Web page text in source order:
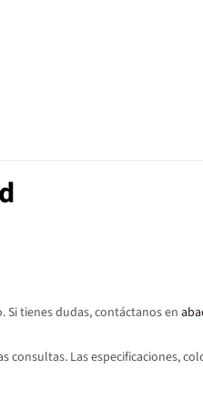
tienes dudas, contáctanos en
Las especificaciones,